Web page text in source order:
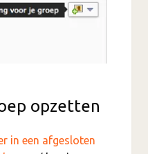
opzetten
in een afgesloten